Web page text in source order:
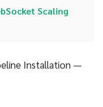
Scaling
Installation —